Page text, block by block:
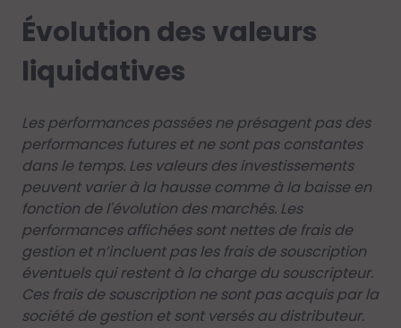
Évolution des valeurs
liquidatives
Les performances passées ne présagent pas des
performances futures et ne sont pas constantes
dans le temps. Les valeurs des investissements
peuvent varier à la hausse comme à la baisse en
fonction de l'évolution des marchés. Les
performances affichées sont nettes de frais de
gestion et n’incluent pas les frais de souscription
éventuels qui restent à la charge du souscripteur.
Ces frais de souscription ne sont pas acquis par la
société de gestion et sont versés au distributeur.